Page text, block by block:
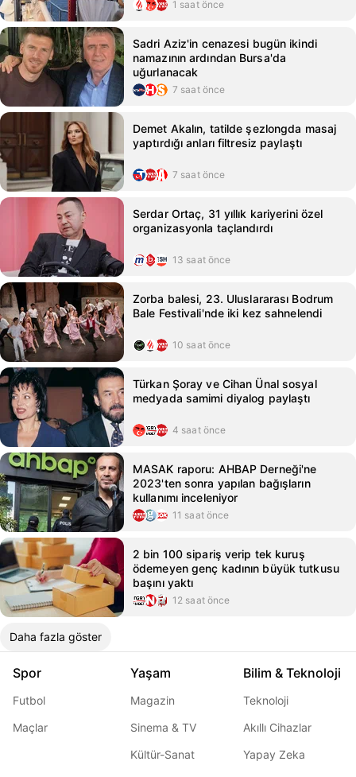
1 saat önce
Sadri Aziz'in cenazesi bugün ikindi
namazının ardından Bursa'da
uğurlanacak
7 saat önce
Demet Akalın, tatilde şezlongda masaj
yaptırdığı anları filtresiz paylaştı
7 saat önce
Serdar Ortaç, 31 yıllık kariyerini özel
organizasyonla taçlandırdı
13 saat önce
Zorba balesi, 23. Uluslararası Bodrum
Bale Festivali'nde iki kez sahnelendi
10 saat önce
Türkan Şoray ve Cihan Ünal sosyal
medyada samimi diyalog paylaştı
4 saat önce
MASAK raporu: AHBAP Derneği'ne
2023'ten sonra yapılan bağışların
kullanımı inceleniyor
11 saat önce
2 bin 100 sipariş verip tek kuruş
ödemeyen genç kadının büyük tutkusu
başını yaktı
12 saat önce
Daha fazla göster
Spor
Futbol
Maçlar
Yaşam
Magazin
Sinema & TV
Kültür-Sanat
Bilim & Teknoloji
Teknoloji
Akıllı Cihazlar
Yapay Zeka